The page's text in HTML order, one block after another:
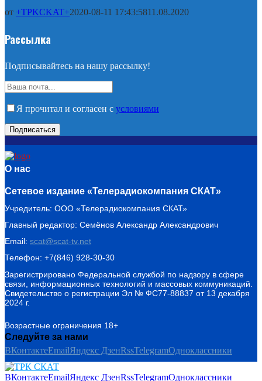
от +TPKCKAT+2020-08-11 17:43:5811.08.2020
Рассылка
Подписывайтесь на нашу рассылку!
Я прочитал и согласен с условиями
О нас
Сетевое издание «Телерадиокомпания СКАТ»
Учредитель: ООО «Телерадиокомпания СКАТ»
Главный редактор: Семёнов Александр Александрович
Email: scat@scat-tv.net
Телефон: +7(846) 928-30-30
Зарегистрировано Федеральной службой по надзору в сфере
связи, информационных технологий и массовых коммуникаций.
Свидетельство о регистрации Эл № ФС77-88837 от 13 декабря
2024 г.
Возрастные ограничения 18+
Следуйте за нами
ВКонтактеEmailЯндекс ДзенRssTelegramОдноклассники
ВКонтактеEmailЯндекс ДзенRssTelegramОдноклассники